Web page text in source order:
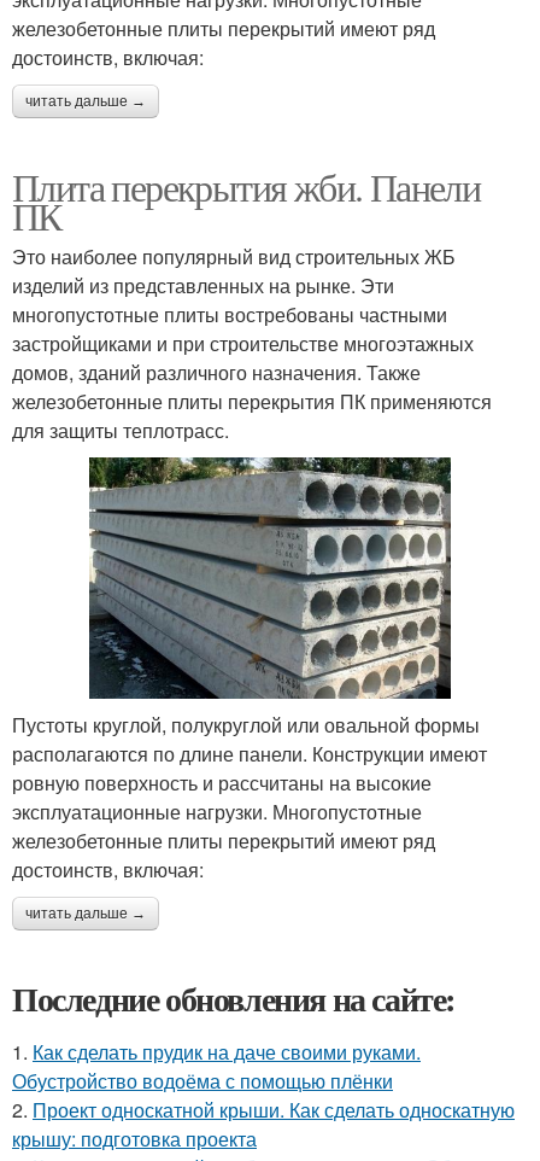
железобетонные плиты перекрытий имеют ряд
достоинств, включая:
читать дальше →
Плита перекрытия жби. Панели
ПК
Это наиболее популярный вид строительных ЖБ
изделий из представленных на рынке. Эти
многопустотные плиты востребованы частными
застройщиками и при строительстве многоэтажных
домов, зданий различного назначения. Также
железобетонные плиты перекрытия ПК применяются
для защиты теплотрасс.
Пустоты круглой, полукруглой или овальной формы
располагаются по длине панели. Конструкции имеют
ровную поверхность и рассчитаны на высокие
эксплуатационные нагрузки. Многопустотные
железобетонные плиты перекрытий имеют ряд
достоинств, включая:
читать дальше →
Последние обновления на сайте:
1. Как сделать прудик на даче своими руками.
Обустройство водоёма с помощью плёнки
2. Проект односкатной крыши. Как сделать односкатную
крышу: подготовка проекта